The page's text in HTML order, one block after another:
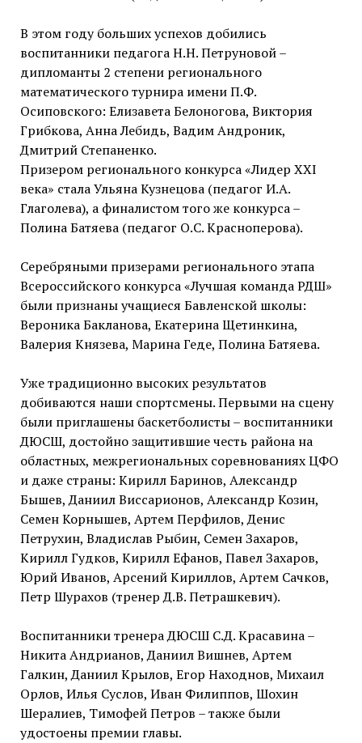
В этом году больших успехов добились
воспитанники педагога Н.Н. Петруновой –
дипломанты 2 степени регионального
математического турнира имени П.Ф.
Осиповского: Елизавета Белоногова, Виктория
Грибкова, Анна Лебидь, Вадим Андроник,
Дмитрий Степаненко.
Призером регионального конкурса «Лидер XXI
века» стала Ульяна Кузнецова (педагог И.А.
Глаголева), а финалистом того же конкурса –
Полина Батяева (педагог О.С. Красноперова).
Серебряными призерами регионального этапа
Всероссийского конкурса «Лучшая команда РДШ»
были признаны учащиеся Бавленской школы:
Вероника Бакланова, Екатерина Щетинкина,
Валерия Князева, Марина Геде, Полина Батяева.
Уже традиционно высоких результатов
добиваются наши спортсмены. Первыми на сцену
были приглашены баскетболисты – воспитанники
ДЮСШ, достойно защитившие честь района на
областных, межрегиональных соревнованиях ЦФО
и даже страны: Кирилл Баринов, Александр
Бышев, Даниил Виссарионов, Александр Козин,
Семен Корнышев, Артем Перфилов, Денис
Петрухин, Владислав Рыбин, Семен Захаров,
Кирилл Гудков, Кирилл Ефанов, Павел Захаров,
Юрий Иванов, Арсений Кириллов, Артем Сачков,
Петр Шурахов (тренер Д.В. Петрашкевич).
Воспитанники тренера ДЮСШ С.Д. Красавина –
Никита Андрианов, Даниил Вишнев, Артем
Галкин, Даниил Крылов, Егор Находнов, Михаил
Орлов, Илья Суслов, Иван Филиппов, Шохин
Шералиев, Тимофей Петров – также были
удостоены премии главы.